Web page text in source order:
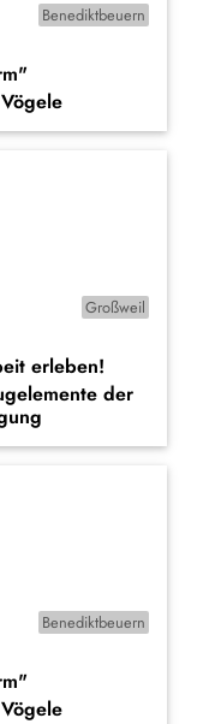
Benediktbeuern
Großweil
erleben!
der
Benediktbeuern